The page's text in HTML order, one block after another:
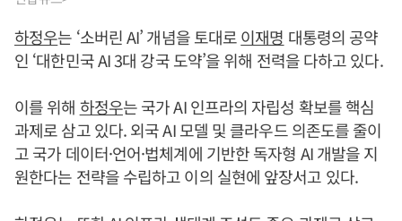
하정우는 ‘소버린 AI’ 개념을 토대로이재명 대통령의 공약
인 ‘대한민국 AI 3대 강국 도약’을 위해 전력을 다하고 있다.
이를 위해 하정우는 국가 AI 인프라의 자립성 확보를 핵심
과제로 삼고 있다. 외국 AI 모델 및 클라우드 의존도를 줄이
고 국가 데이터·언어·법체계에 기반한 독자형 AI 개발을 지
원한다는 전략을 수립하고 이의 실현에 앞장서고 있다.